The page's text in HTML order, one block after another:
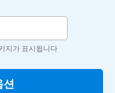
지가 표시됩니다
션